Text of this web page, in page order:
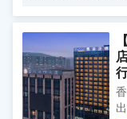
計，飽覽孫中山故
息，讓賓客體驗城